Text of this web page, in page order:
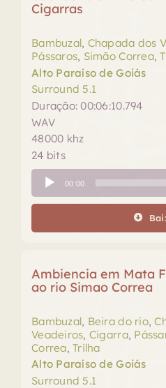
Cigarras
Bambuzal, Chapada dos
Pássaros, Simão Correa,
Alto Paraíso de Goiás
Surround 5.1
Duração: 00:06:10.794
WAV
48000 khz
24 bits
Tocador
de
áudio
00:00
Ambiencia em Mata
ao rio Simao Correa
Bambuzal, Beira do rio,
Veadeiros, Cigarra,
Correa,Trilha
Alto Paraíso de Goiás
Surround 5.1